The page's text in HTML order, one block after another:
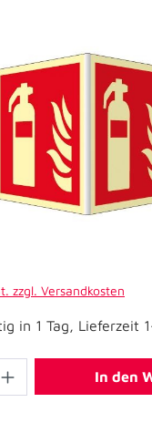
zzgl. Versandkosten
in 1 Tag, Lieferzeit
In den